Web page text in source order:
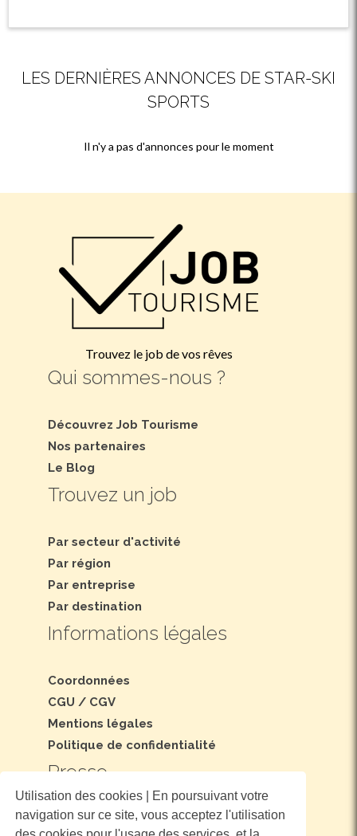
Utilisation des cookies | En poursuivant votre
navigation sur ce site, vous acceptez l'utilisation
LES DERNIÈRES ANNONCES DE STAR-SKI
SPORTS
Il n'y a pas d'annonces pour le moment
Trouvez le job de vos rêves
Qui sommes-nous ?
Découvrez Job Tourisme
Nos partenaires
Le Blog
Trouvez un job
Par secteur d'activité
Par région
Par entreprise
Par destination
Informations légales
Coordonnées
CGU / CGV
Mentions légales
Politique de confidentialité
Presse
Dossier et communiqué de presse